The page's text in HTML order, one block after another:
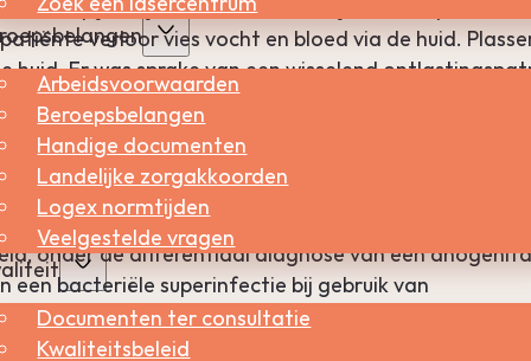
Arbeidsvoorwaarden
Beroepsbelangen
Handige documenten
Landelijke zorgakkoorden
Logex normtijden
Veelgestelde vragen
Documenten ter consultatie
Kwaliteitsbeleid
van pijn en jeuk aan de vulva. Pijn stond op de
verloor vies vocht en bloed via de huid.
Er was sprake van een wisselend
was de ziekte van Crohn goed gereguleerd met
was niet mogelijk door de pijn. Al met al
geëmotioneerde patiënte. Meerdere huidbiopten
werd uitgesloten. Door de jaren heen
onder de differentiaal diagnose van een
een bacteriële superinfectie bij gebruik van
voorgeschiedenis vermeldde topicale steroïden,
imidazoolderivaat, orale antibiotica, prednisolon